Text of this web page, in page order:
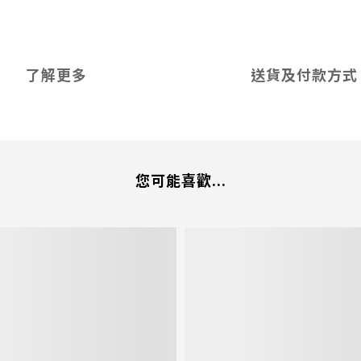
了解更多 送貨及付款方式
您可能喜歡...